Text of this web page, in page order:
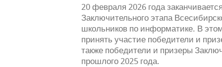
20 февраля 2026 года
Заключительного этапа
школьников по информатике. В
принять участие победители и
также победители и призеры
прошлого 2025 года.